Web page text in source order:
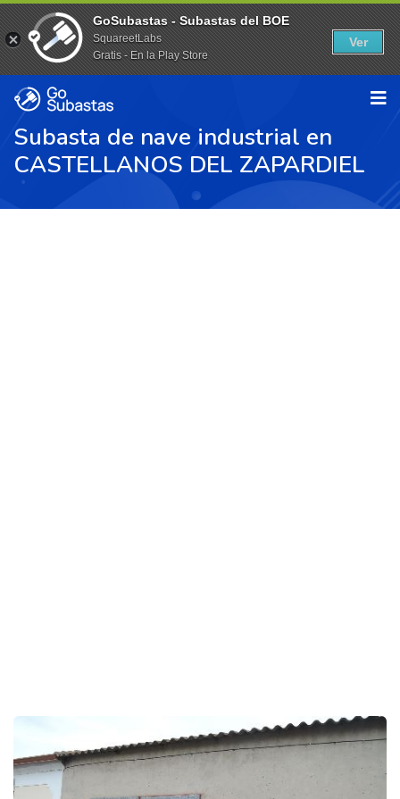
Subasta de nave industrial en
CASTELLANOS DEL ZAPARDIEL
GoSubastas - Subastas del BOE
SquareetLabs
Gratis - En la Play Store
Ver